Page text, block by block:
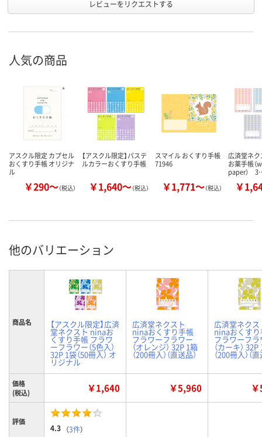
レビューをリクエストする
人気の商品
アスクル限定 カプセル
おくすり手帳 オリジナ
ル
￥290～（税込）
【アスクル限定】パステ
ルカラーおくすり手帳
￥1,640～（税込）
スマイル おくすり手帳
71946
￥1,771～（税込）
広済堂ネ
お薬手帳（
paper）
￥
他のバリエーション
商品名 【アスクル限定】広済
堂ネクスト ninaお
くすり手帳 フラワ
ーフラワー（5色入）
32P 1袋（50冊入） オ
リジナル
広済堂ネクスト
ninaおくすり手帳
フラワーフラワー
（オレンジ） 32P 1箱
（200冊入）（直送品）
広済堂ネクス
ninaおくすり
フラワーフラ
（カーキ）
（200冊入）（
価格
(税込)
￥1,640 ￥5,960
評価
4.3 （3件）